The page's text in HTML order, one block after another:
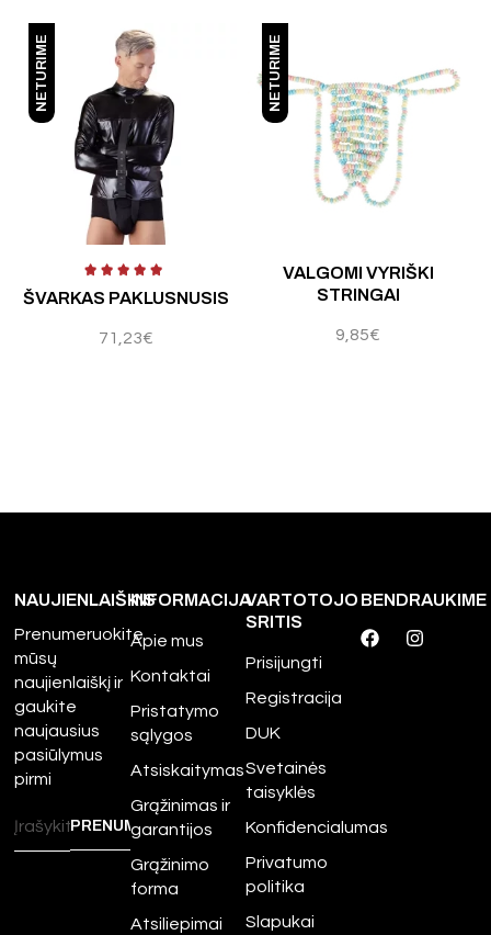
NETURIME
ŠVARKAS PAKLUSNUSIS
71,23€
NETURIME
VALGOMI VYRIŠKI
STRINGAI
9,85€
NAUJIENLAIŠKIS
Prenumeruokite
mūsų
naujienlaiškį ir
gaukite
naujausius
pasiūlymus
pirmi
INFORMACIJA
Apie mus
Kontaktai
Pristatymo
sąlygos
Atsiskaitymas
Grąžinimas ir
garantijos
Grąžinimo
forma
Atsiliepimai
VARTOTOJO
SRITIS
Prisijungti
Registracija
DUK
Svetainės
taisyklės
Konfidencialumas
Privatumo
politika
Slapukai
BENDRAUKIME